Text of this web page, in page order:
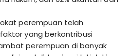
perempuan telah
yang berkontribusi
perempuan di banyak